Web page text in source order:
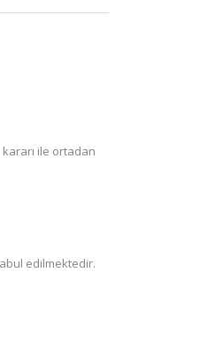
ile ortadan
edilmektedir.